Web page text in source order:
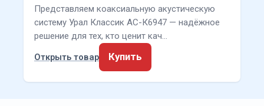
Представляем коаксиальную акустическую
систему Урал Классик АС-К6947 — надёжное
решение для тех, кто ценит кач…
Открыть товар
Купить